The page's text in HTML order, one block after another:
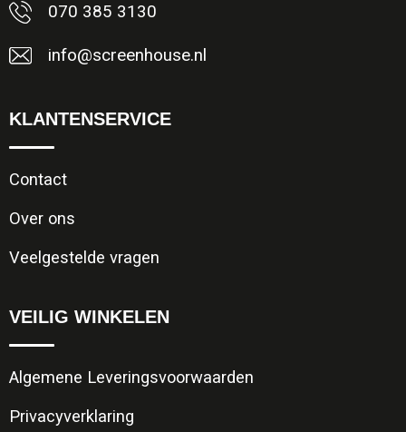
070 385 3130
info@screenhouse.nl
KLANTENSERVICE
Contact
Over ons
Veelgestelde vragen
VEILIG WINKELEN
Algemene Leveringsvoorwaarden
Privacyverklaring